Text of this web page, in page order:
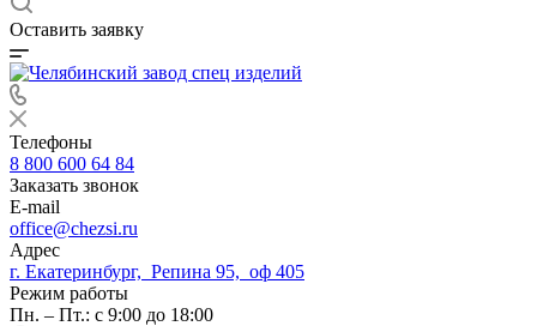
Оставить заявку
Телефоны
8 800 600 64 84
Заказать звонок
E-mail
office@chezsi.ru
Адрес
г. Екатеринбург, Репина 95, оф 405
Режим работы
Пн. – Пт.: с 9:00 до 18:00